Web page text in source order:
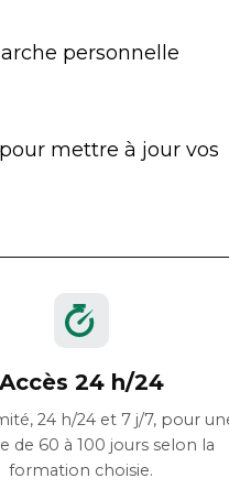
personnelle
pour mettre à jour vos
Accès 24 h/24
24 h/24 et 7 j/7, pour
de 60 à 100 jours selon la
formation choisie.